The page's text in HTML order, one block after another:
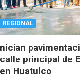
REGIONAL
nician
calle principal de
en Huatulco